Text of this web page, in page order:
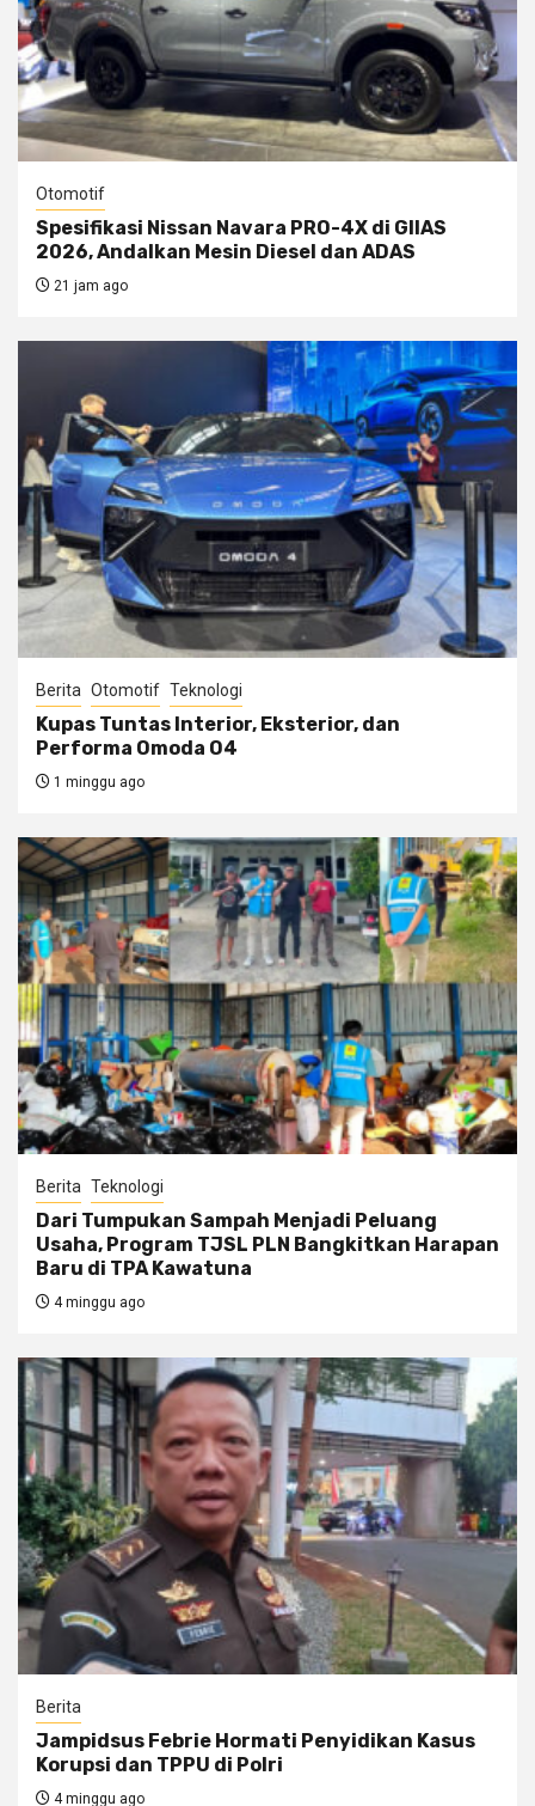
Otomotif
Spesifikasi Nissan Navara PRO-4X di GIIAS
2026, Andalkan Mesin Diesel dan ADAS
21 jam ago
Berita Otomotif Teknologi
Kupas Tuntas Interior, Eksterior, dan
Performa Omoda O4
1 minggu ago
Berita Teknologi
Dari Tumpukan Sampah Menjadi Peluang
Usaha, Program TJSL PLN Bangkitkan Harapan
Baru di TPA Kawatuna
4 minggu ago
Berita
Jampidsus Febrie Hormati Penyidikan Kasus
Korupsi dan TPPU di Polri
4 minggu ago